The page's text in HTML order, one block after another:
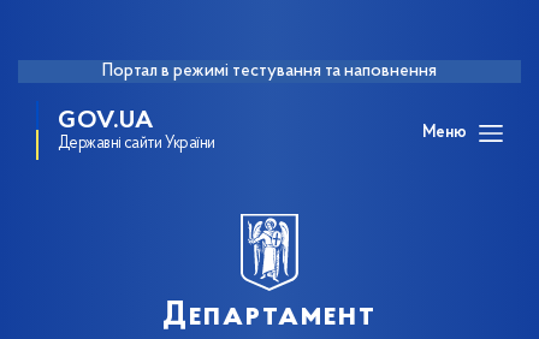
Портал в режимі тестування та наповнення
GOV.UA
Державні сайти України
Меню
Департамент